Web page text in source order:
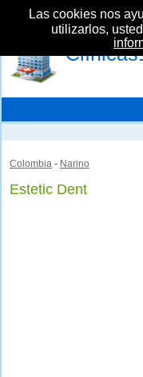
Colombia - Narino
Estetic Dent
Las cookies nos
utilizarlos,